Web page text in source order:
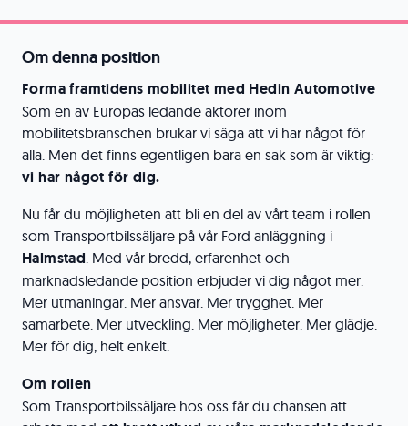
Om denna position
Forma framtidens mobilitet med Hedin Automotive
Som en av Europas ledande aktörer inom
mobilitetsbranschen brukar vi säga att vi har något för
alla. Men det finns egentligen bara en sak som är viktig:
vi har något för dig.
Nu får du möjligheten att bli en del av vårt team i rollen
som Transportbilssäljare på vår Ford anläggning i
Halmstad. Med vår bredd, erfarenhet och
marknadsledande position erbjuder vi dig något mer.
Mer utmaningar. Mer ansvar. Mer trygghet. Mer
samarbete. Mer utveckling. Mer möjligheter. Mer glädje.
Mer för dig, helt enkelt.
Om rollen
Som Transportbilssäljare hos oss får du chansen att